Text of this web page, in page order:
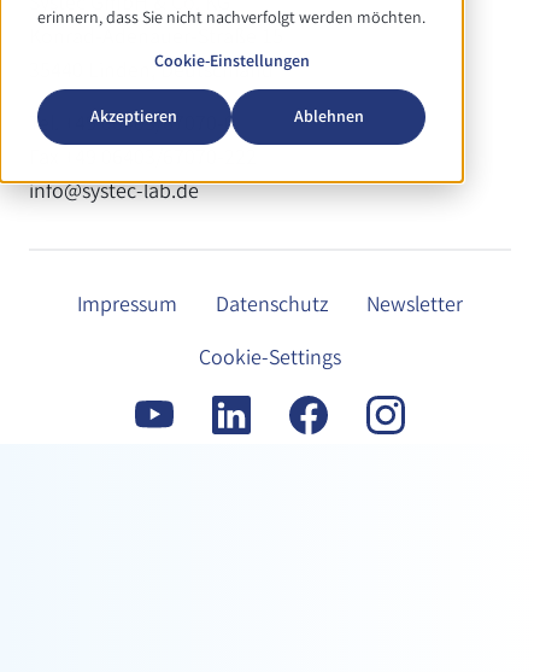
erinnern, dass Sie nicht nachverfolgt werden möchten.
Cookie-Einstellungen
Akzeptieren Ablehnen
35440 Linden, Deutschland
Tel. +49 06403/67070-0
info@systec-lab.de
Impressum Datenschutz
Newsletter
Cookie-Settings